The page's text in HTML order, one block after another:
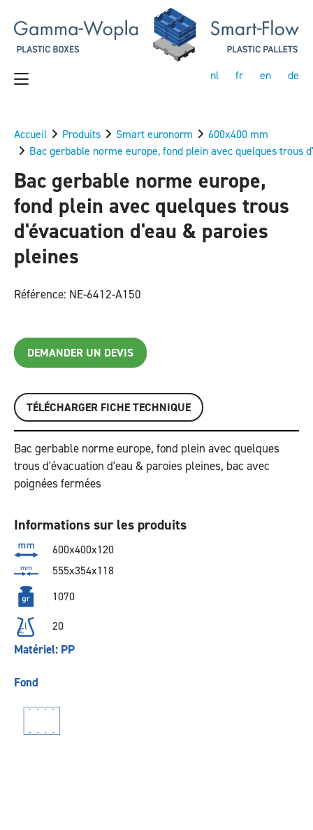
nl fr en de
Accueil Produits Smart euronorm
600x400 mm
Bac gerbable norme europe, fond plein avec quelques trous
Bac gerbable norme europe,
fond plein avec quelques trous
d'évacuation d'eau & paroies
pleines
Référence: NE-6412-A150
DEMANDER UN DEVIS
TÉLÉCHARGER FICHE TECHNIQUE
Bac gerbable norme europe, fond plein avec quelques
trous d'évacuation d'eau & paroies pleines, bac avec
poignées fermées
Informations sur les produits
600x400x120
555x354x118
1070
20
Matériel: PP
Fond